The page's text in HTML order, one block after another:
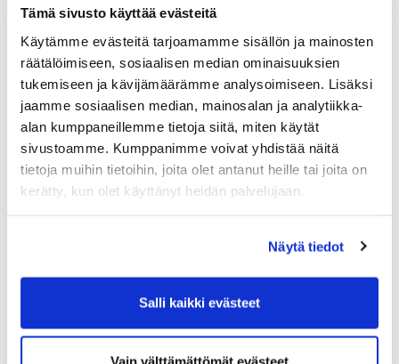
Tämä sivusto käyttää evästeitä
Käytämme evästeitä tarjoamamme sisällön ja mainosten
räätälöimiseen, sosiaalisen median ominaisuuksien
tukemiseen ja kävijämäärämme analysoimiseen. Lisäksi
jaamme sosiaalisen median, mainosalan ja analytiikka-
alan kumppaneillemme tietoja siitä, miten käytät
sivustoamme. Kumppanimme voivat yhdistää näitä
tietoja muihin tietoihin, joita olet antanut heille tai joita on
kerätty, kun olet käyttänyt heidän palvelujaan.
Näytä tiedot
Salli kaikki evästeet
Vain välttämättömät evästeet
Oikeassa yläkulmassa olevista alempana olevista